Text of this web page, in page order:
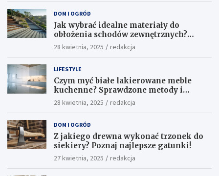
DOM I OGRÓD
Jak wybrać idealne materiały do
obłożenia schodów zewnętrznych?
Praktyczne porady i inspiracje
28 kwietnia, 2025 redakcja
LIFESTYLE
Czym myć białe lakierowane meble
kuchenne? Sprawdzone metody i
skuteczne środki
28 kwietnia, 2025 redakcja
DOM I OGRÓD
Z jakiego drewna wykonać trzonek do
siekiery? Poznaj najlepsze gatunki!
27 kwietnia, 2025 redakcja